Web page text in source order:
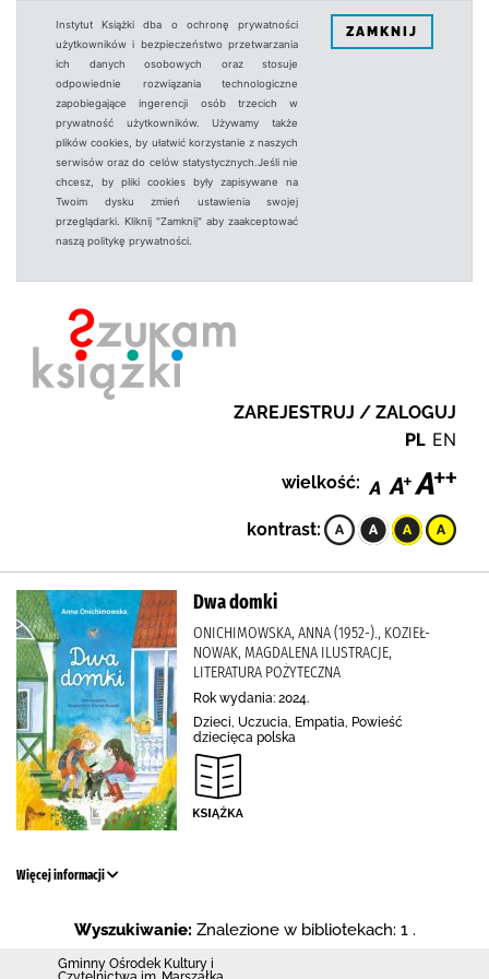
Instytut Książki dba o ochronę prywatności
użytkowników i bezpieczeństwo przetwarzania
ich danych osobowych oraz stosuje
odpowiednie rozwiązania technologiczne
zapobiegające ingerencji osób trzecich w
prywatność użytkowników. Używamy także
plików cookies, by ułatwić korzystanie z naszych
serwisów oraz do celów statystycznych.Jeśli nie
chcesz, by pliki cookies były zapisywane na
Twoim dysku zmień ustawienia swojej
przeglądarki. Kliknij "Zamknij" aby zaakceptować
naszą politykę prywatności.
ZAMKNIJ
ZAREJESTRUJ / ZALOGUJ
PL EN
wielkość:
kontrast:
Dwa domki
ONICHIMOWSKA, ANNA (1952-)., KOZIEŁ-
NOWAK, MAGDALENA ILUSTRACJE,
LITERATURA POŻYTECZNA
Rok wydania: 2024.
Dzieci, Uczucia, Empatia, Powieść
dziecięca polska
Więcej informacji
Wyszukiwanie: Znalezione w bibliotekach: 1 .
Gminny Ośrodek Kultury i